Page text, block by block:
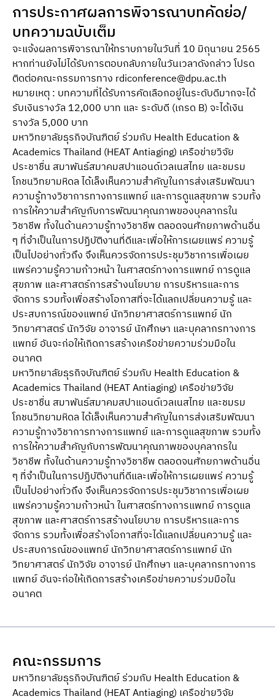
การประกาศผลการพิจารณาบทคัดย่อ/
บทความฉบับเต็ม
จะแจ้งผลการพิจารณาให้ทราบภายในวันที่ 10 มิถุนายน 2565
หากท่านยังไม่ได้รับการตอบกลับภายในวันเวลาดังกล่าว โปรด
ติดต่อคณะกรรมการทาง rdiconference@dpu.ac.th
หมายเหตุ : บทความที่ได้รับการคัดเลือกอยู่ในระดับดีมากจะได้
รับเงินรางวัล 12,000 บาท และ ระดับดี (เกรด B) จะได้เงิน
รางวัล 5,000 บาท
มหาวิทยาลัยธุรกิจบัณฑิตย์ ร่วมกับ Health Education &
Academics Thailand (HEAT Antiaging) เครือข่ายวิจัย
ประชาชื่น สมาพันธ์สมาคมสปาแอนด์เวลเนสไทย และชมรม
โภชนวิทยามหิดล ได้เล็งเห็นความสําคัญในการส่งเสริมพัฒนา
ความรู้ทางวิชาการทางการแพทย์ และการดูแลสุขภาพ รวมทั้ง
การให้ความสําคัญกับการพัฒนาคุณภาพของบุคลากรใน
วิชาชีพ ทั้งในด้านความรู้ทางวิชาชีพ ตลอดจนศักยภาพด้านอื่น
ๆ ที่จําเป็นในการปฏิบัติงานที่ดีและเพื่อให้การเผยแพร่ ความรู้
เป็นไปอย่างทั่วถึง จึงเห็นควรจัดการประชุมวิชาการเพื่อเผย
แพร่ความรู้ความก้าวหน้า ในศาสตร์ทางการแพทย์ การดูแล
สุขภาพ และศาสตร์การสร้างนโยบาย การบริหารและการ
จัดการ รวมทั้งเพื่อสร้างโอกาสที่จะได้แลกเปลี่ยนความรู้ และ
ประสบการณ์ของแพทย์ นักวิทยาศาสตร์การแพทย์ นัก
วิทยาศาสตร์ นักวิจัย อาจารย์ นักศึกษา และบุคลากรทางการ
แพทย์ อันจะก่อให้เกิดการสร้างเครือข่ายความร่วมมือใน
อนาคต
มหาวิทยาลัยธุรกิจบัณฑิตย์ ร่วมกับ Health Education &
Academics Thailand (HEAT Antiaging) เครือข่ายวิจัย
ประชาชื่น สมาพันธ์สมาคมสปาแอนด์เวลเนสไทย และชมรม
โภชนวิทยามหิดล ได้เล็งเห็นความสําคัญในการส่งเสริมพัฒนา
ความรู้ทางวิชาการทางการแพทย์ และการดูแลสุขภาพ รวมทั้ง
การให้ความสําคัญกับการพัฒนาคุณภาพของบุคลากรใน
วิชาชีพ ทั้งในด้านความรู้ทางวิชาชีพ ตลอดจนศักยภาพด้านอื่น
ๆ ที่จําเป็นในการปฏิบัติงานที่ดีและเพื่อให้การเผยแพร่ ความรู้
เป็นไปอย่างทั่วถึง จึงเห็นควรจัดการประชุมวิชาการเพื่อเผย
แพร่ความรู้ความก้าวหน้า ในศาสตร์ทางการแพทย์ การดูแล
สุขภาพ และศาสตร์การสร้างนโยบาย การบริหารและการ
จัดการ รวมทั้งเพื่อสร้างโอกาสที่จะได้แลกเปลี่ยนความรู้ และ
ประสบการณ์ของแพทย์ นักวิทยาศาสตร์การแพทย์ นัก
วิทยาศาสตร์ นักวิจัย อาจารย์ นักศึกษา และบุคลากรทางการ
แพทย์ อันจะก่อให้เกิดการสร้างเครือข่ายความร่วมมือใน
อนาคต
คณะกรรมการ
มหาวิทยาลัยธุรกิจบัณฑิตย์ ร่วมกับ Health Education &
Academics Thailand (HEAT Antiaging) เครือข่ายวิจัย